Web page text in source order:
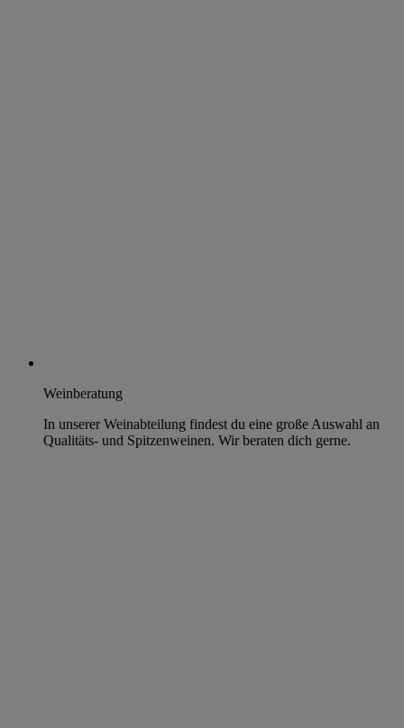
Weinberatung
In unserer Weinabteilung findest du eine große Auswahl an
Qualitäts- und Spitzenweinen. Wir beraten dich gerne.